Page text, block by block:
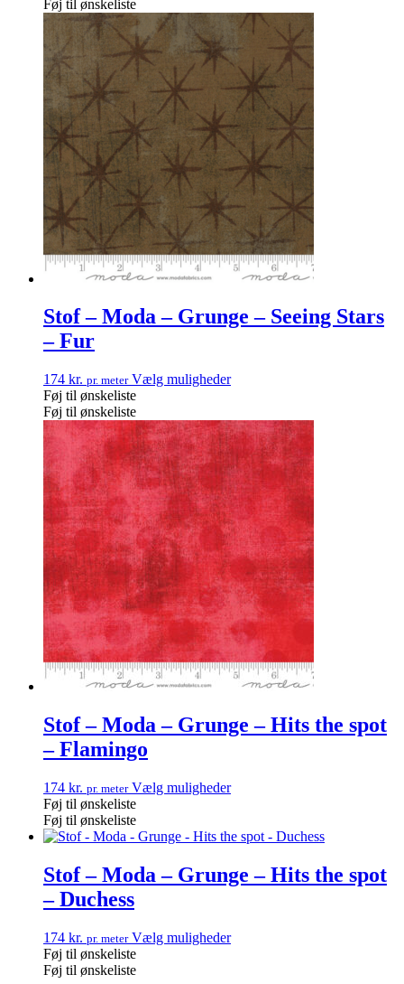
Føj til ønskeliste
Stof – Moda – Grunge – Seeing Stars
– Fur
174 kr. pr. meter Vælg muligheder
Føj til ønskeliste
Føj til ønskeliste
Stof – Moda – Grunge – Hits the spot
– Flamingo
174 kr. pr. meter Vælg muligheder
Føj til ønskeliste
Føj til ønskeliste
Stof – Moda – Grunge – Hits the spot
– Duchess
174 kr. pr. meter Vælg muligheder
Føj til ønskeliste
Føj til ønskeliste